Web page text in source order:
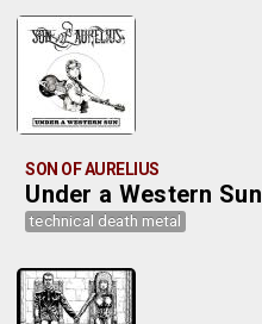
SON OF AURELIUS
Under a Western Sun
technical death metal